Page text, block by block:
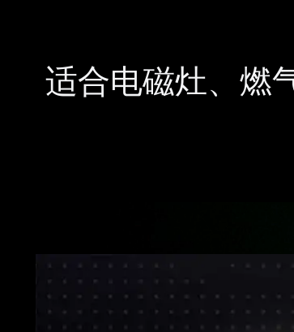
适合电磁灶、燃